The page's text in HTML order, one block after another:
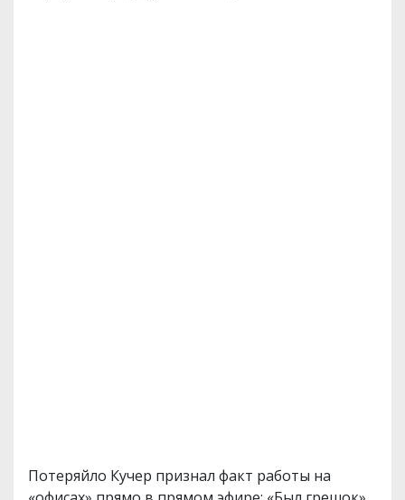
Потеряйло Кучер признал факт работы на